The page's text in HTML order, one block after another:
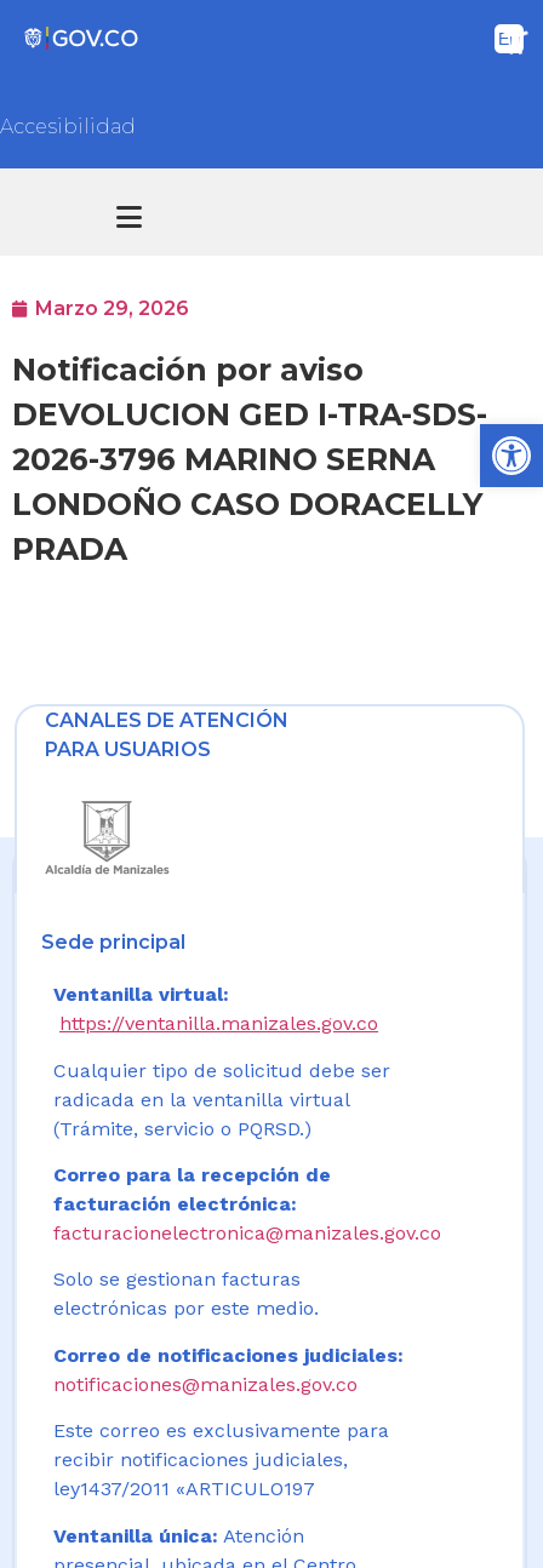
Accesibilidad
Marzo 29, 2026
Notificación por aviso
DEVOLUCION GED I-TRA-SDS-
2026-3796 MARINO SERNA
LONDOÑO CASO DORACELLY
PRADA
CANALES DE ATENCIÓN
PARA USUARIOS
Sede principal
Ventanilla virtual:
https://ventanilla.manizales.gov.co
Cualquier tipo de solicitud debe ser
radicada en la ventanilla virtual
(Trámite, servicio o PQRSD.)
Correo para la recepción de
facturación electrónica:
facturacionelectronica@manizales.gov.co
Solo se gestionan facturas
electrónicas por este medio.
Correo de notificaciones judiciales:
notificaciones@manizales.gov.co
Este correo es exclusivamente para
recibir notificaciones judiciales,
ley1437/2011 «ARTICULO197
Ventanilla única: Atención